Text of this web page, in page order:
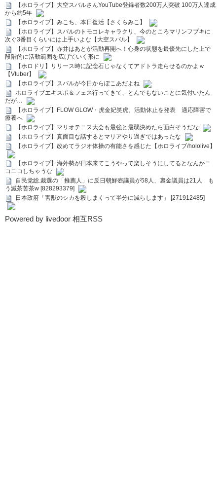
【ホロライブ】大空スバルさんYouTube登録者数200万人突破 100万人達成
から約5年
【ホロライブ】みこち、本日復活【さくらみこ】
【ホロライブ】スバルのトモコレキャラクリ、今のところマリンフブキに
次ぐ3番目くらいには上手いよな【大空スバル】
【ホロライブ】赤井はあとが活動再開へ！心身の状態を最優先にした上で
段階的に活動範囲を広げていく形に
【ホロドリ】リリース時に記念石じゃなくてアドトラ走らせるのかよｗ
【Vtuber】
【ホロライブ】スバルが今日からぽこあだよね
ホロライブエキスポ＆フェス行ってきて、とんでもないことに気付いたん
だが…
【ホロライブ】FLOW GLOW・虎金妃笑虎、活動休止を発表 適応障害で
療養へ
【ホロライブ】マリオテニス大会も最強と最弱決めたら面白そうだな
【ホロライブ】真面目な話するとマリアやり過ぎではあったな
【ホロライブ】改めてラジオ体操の有能さを感じた【ホロライブ/hololive】
【ホロライブ】海外勢が日本来てこうやって楽しそうにしてるとなんかニ
コニコしちゃうな
自民党総.裁選の「推薦人」に反日朝鮮壺議員が58人、裏金議員は21人 も
う滅茶苦茶w [828293379]
日本政府「害獣のシカを殺しまくって半分に減らします」 [271912485]
Powered by livedoor 相互RSS